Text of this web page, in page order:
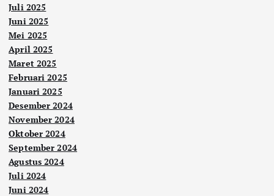
Juli 2025
Juni 2025
Mei 2025
April 2025
Maret 2025
Februari 2025
Januari 2025
Desember 2024
November 2024
Oktober 2024
September 2024
Agustus 2024
Juli 2024
Juni 2024